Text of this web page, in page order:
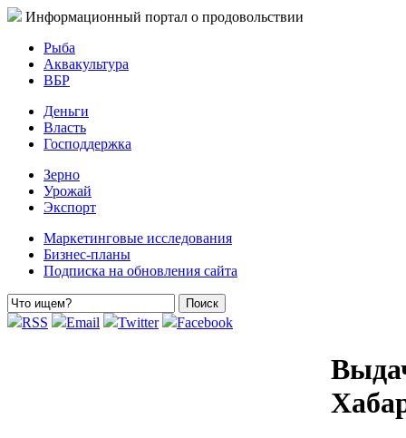
Информационный портал о продовольствии
Рыба
Аквакультура
ВБР
Деньги
Власть
Господдержка
Зерно
Урожай
Экспорт
Маркетинговые исследования
Бизнес-планы
Подписка на обновления сайта
RSS Email Twitter Facebook